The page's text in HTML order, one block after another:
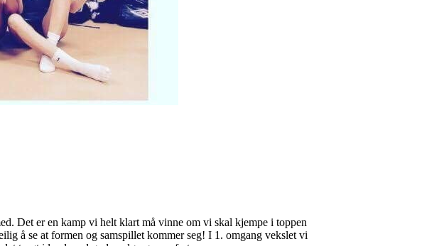
Det er en kamp vi helt klart må vinne om vi skal kjempe i toppen
å se at formen og samspillet kommer seg! I 1. omgang vekslet vi